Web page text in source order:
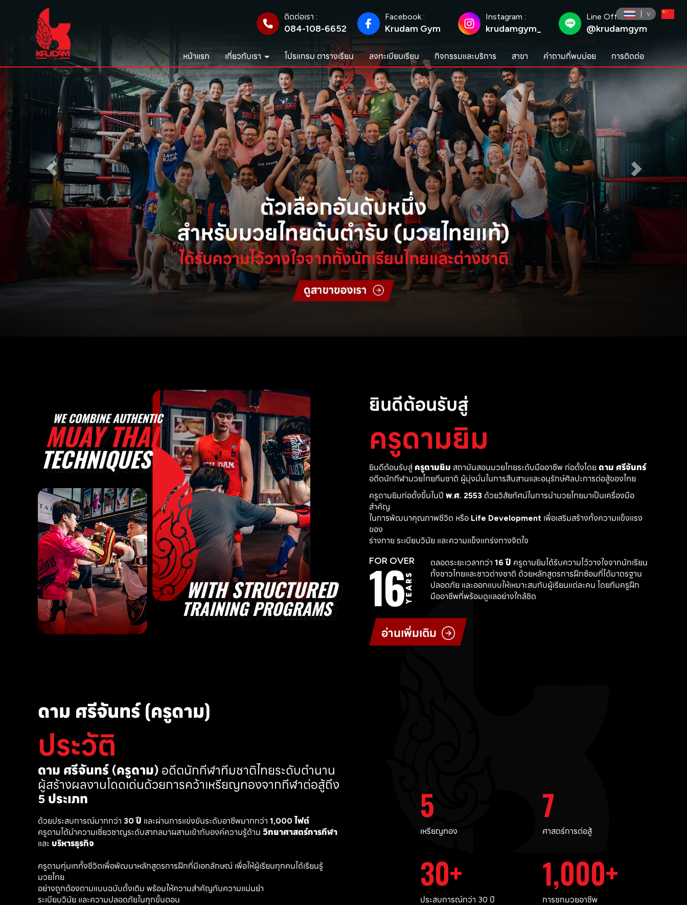
ติดต่อเรา :
084-108-6652
Facebook :
Krudam Gym
Instagram :
krudamgym_
Line Official :
@krudamgym
หน้าแรก เกี่ยวกับเรา โปรแกรม ตารางเรียน ลงทะเบียนเรียน กิจกรรมและบริการ สาขา คำถามที่พบบ่อย การติดต่อ
ยินดีต้อนรับสู่
ครูดามยิม
ยินดีต้อนรับสู่ ครูดามยิม สถาบันสอนมวยไทยระดับมืออาชีพ ก่อตั้งโดย ดาม ศรีจันทร์
อดีตนักกีฬามวยไทยทีมชาติ ผู้มุ่งมั่นในการสืบสานและอนุรักษ์ศิลปะการต่อสู้ของไทย
ครูดามยิมก่อตั้งขึ้นในปี พ.ศ. 2553 ด้วยวิสัยทัศน์ในการนำมวยไทยมาเป็นเครื่องมือ
สำคัญ
ในการพัฒนาคุณภาพชีวิต หรือ Life Development เพื่อเสริมสร้างทั้งความแข็งแรง
ของ
ร่างกาย ระเบียบวินัย และความแข็งแกร่งทางจิตใจ
FOR OVER
16YEARS
ตลอดระยะเวลากว่า 16 ปี ครูดามยิมได้รับความไว้วางใจจากนักเรียน
ทั้งชาวไทยและชาวต่างชาติ ด้วยหลักสูตรการฝึกซ้อมที่ได้มาตรฐาน
ปลอดภัย และออกแบบให้เหมาะสมกับผู้เรียนแต่ละคน โดยทีมครูฝึก
มืออาชีพที่พร้อมดูแลอย่างใกล้ชิด
อ่านเพิ่มเติม
ดาม ศรีจันทร์ (ครูดาม)
ประวัติ
ดาม ศรีจันทร์ (ครูดาม) อดีตนักกีฬาทีมชาติไทยระดับตำนาน
ผู้สร้างผลงานโดดเด่นด้วยการคว้าเหรียญทองจากกีฬาต่อสู้ถึง
5 ประเภท
ด้วยประสบการณ์มากกว่า 30 ปี และผ่านการแข่งขันระดับอาชีพมากกว่า 1,000 ไฟต์
ครูดามได้นำความเชี่ยวชาญระดับสากลมาผสานเข้ากับองค์ความรู้ด้าน วิทยาศาสตร์การกีฬา
และ บริหารธุรกิจ
ครูดามทุ่มเททั้งชีวิตเพื่อพัฒนาหลักสูตรการฝึกที่มีเอกลักษณ์ เพื่อให้ผู้เรียนทุกคนได้เรียนรู้
มวยไทย
อย่างถูกต้องตามแบบฉบับดั้งเดิม พร้อมให้ความสำคัญกับความแม่นยำ
ระเบียบวินัย และความปลอดภัยในทุกขั้นตอน
5
เหรียญทอง
7
ศาสตร์การต่อสู้
30
ประสบการณ์กว่า 30 ปี
1,000
การชกมวยอาชีพ